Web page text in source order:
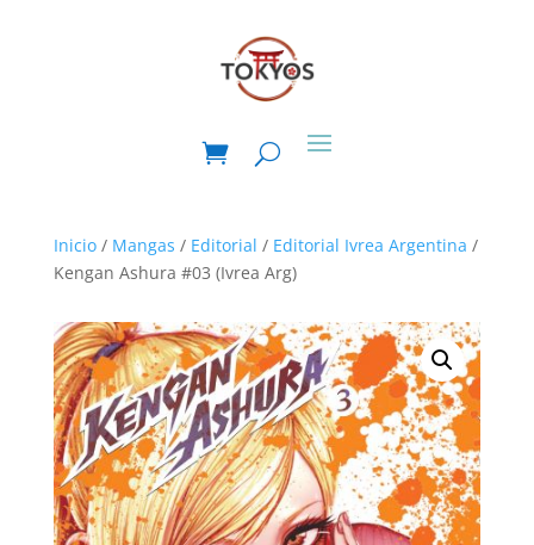
Inicio/ Mangas / Editorial / Editorial Ivrea Argentina /
Kengan Ashura #03 (Ivrea Arg)